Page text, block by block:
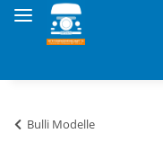
Bulli Modelle